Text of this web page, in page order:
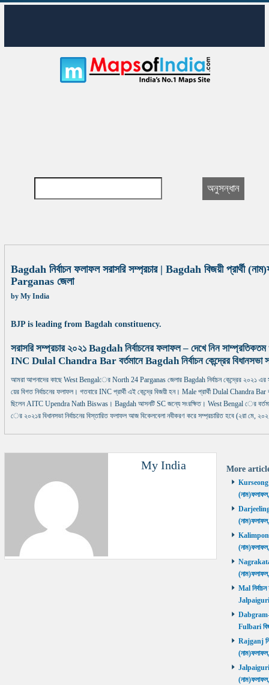
Bagdah নির্বাচন ফলাফল সরাসরি সম্প্রচার | Bagdah বিজয়ী প্রার্থী
Parganas জেলা
by My India
BJP is leading from Bagdah constituency.
সরাসরি সম্প্রচার ২০২১ Bagdah নির্বাচনের ফলাফল – দেখে নিন
INC Dulal Chandra Bar বর্তমানে Bagdah নির্বাচন কেন্দ্রের বিধানসভা
আমরা আপনাদের কাছে West Bengalের North 24 Parganas জেলার Bagdah নির্বাচন কেন্দ্রের ২০২১ এর
য়ের বিগত নির্বাচনের ফলাফল। গতবারে INC প্রার্থী এই কেন্দ্রে বিজয়ী হন। Male প্রার্থী Dulal Chandra Bar
ছিলেন AITC Upendra Nath Biswas। Bagdah আসনটি SC জন্যে সংরক্ষিত। West Bengal ের
ের ২০২১র বিধানসভা নির্বাচনের বিস্তারিত ফলাফল আজ বিকেলবেলা নবীকরণ করে সম্প্রচারিত হবে (২রা মে,
My India More
Kurseong
Darjeeling
Kalimpong
Nagrakata
Mal
Jalpaiguri
Dabgram-
Fulbari
Rajganj
Jalpaiguri